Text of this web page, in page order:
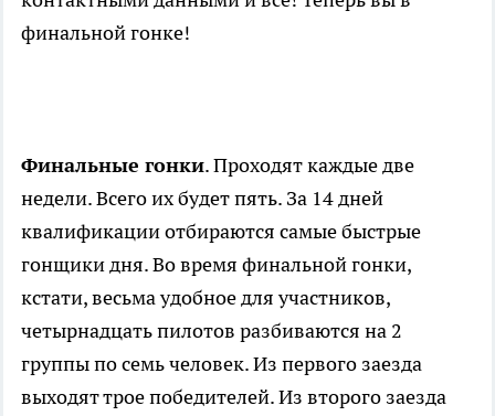
финальной гонке!
Финальные гонки. Проходят каждые две
недели. Всего их будет пять. За 14 дней
квалификации отбираются самые быстрые
гонщики дня. Во время финальной гонки,
кстати, весьма удобное для участников,
четырнадцать пилотов разбиваются на 2
группы по семь человек. Из первого заезда
выходят трое победителей. Из второго заезда